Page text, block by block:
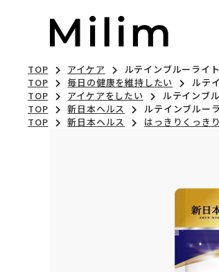
TOP アイケア
ルテインブルーライ
TOP
毎日の健康を維持したい
ルテ
TOP
アイケアをしたい
ルテインブ
TOP
新日本ヘルス
ルテインブルー
TOP
新日本ヘルス はっきりくっきり